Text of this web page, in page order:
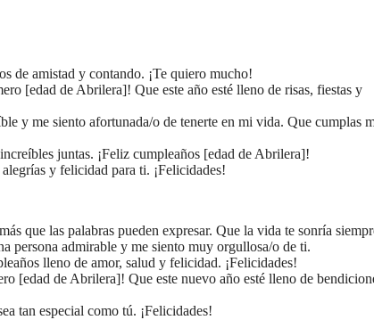
de amistad y contando. ¡Te quiero mucho!
[edad de Abrilera]! Que este año esté lleno de risas, fiestas y
y me siento afortunada/o de tenerte en mi vida. Que cumplas
juntas. ¡Feliz cumpleaños [edad de Abrilera]!
y felicidad para ti. ¡Felicidades!
que las palabras pueden expresar. Que la vida te sonría
persona admirable y me siento muy orgullosa/o de ti.
lleno de amor, salud y felicidad. ¡Felicidades!
[edad de Abrilera]! Que este nuevo año esté lleno de
tan especial como tú. ¡Felicidades!